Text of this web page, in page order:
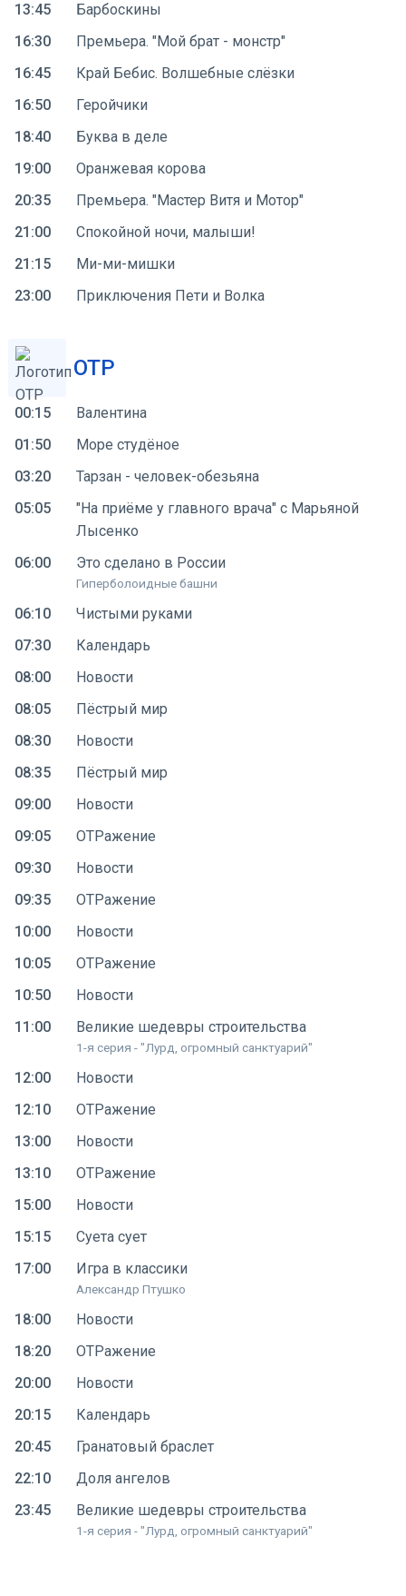
13:45
Барбоскины
16:30
Премьера. "Мой брат - монстр"
16:45
Край Бебис. Волшебные слёзки
16:50
Геройчики
18:40
Буква в деле
19:00
Оранжевая корова
20:35
Премьера. "Мастер Витя и Мотор"
21:00
Спокойной ночи, малыши!
21:15
Ми-ми-мишки
23:00
Приключения Пети и Волка
ОТР
00:15
Валентина
01:50
Море студёное
03:20
Тарзан - человек-обезьяна
05:05
"На приёме у главного врача" с Марьяной
Лысенко
06:00
Это сделано в России
Гиперболоидные башни
06:10
Чистыми руками
07:30
Календарь
08:00
Новости
08:05
Пёстрый мир
08:30
Новости
08:35
Пёстрый мир
09:00
Новости
09:05
ОТРажение
09:30
Новости
09:35
ОТРажение
10:00
Новости
10:05
ОТРажение
10:50
Новости
11:00
Великие шедевры строительства
1-я серия - "Лурд, огромный санктуарий"
12:00
Новости
12:10
ОТРажение
13:00
Новости
13:10
ОТРажение
15:00
Новости
15:15
Суета сует
17:00
Игра в классики
Александр Птушко
18:00
Новости
18:20
ОТРажение
20:00
Новости
20:15
Календарь
20:45
Гранатовый браслет
22:10
Доля ангелов
23:45
Великие шедевры строительства
1-я серия - "Лурд, огромный санктуарий"